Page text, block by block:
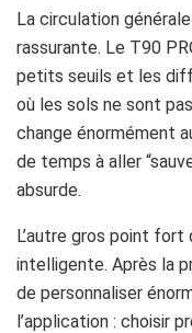
La circulation
rassurante. Le T90
petits seuils et les
où les sols ne sont
change énormément
de temps à aller
absurde.
L’autre gros point
intelligente. Après la
de personnaliser
l’application : choisir